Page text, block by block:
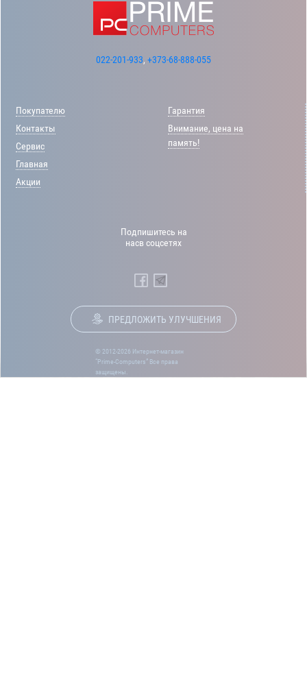
022-201-933, +373-68-888-055
Покупателю
Контакты
Сервис
Главная
Акции
Гарантия
Внимание, цена на
память!
Подпишитесь на
насв соцсетях
ПРЕДЛОЖИТЬ УЛУЧШЕНИЯ
© 2012-2026 Интернет-магазин
“Prime-Computers” Все права
защищены.